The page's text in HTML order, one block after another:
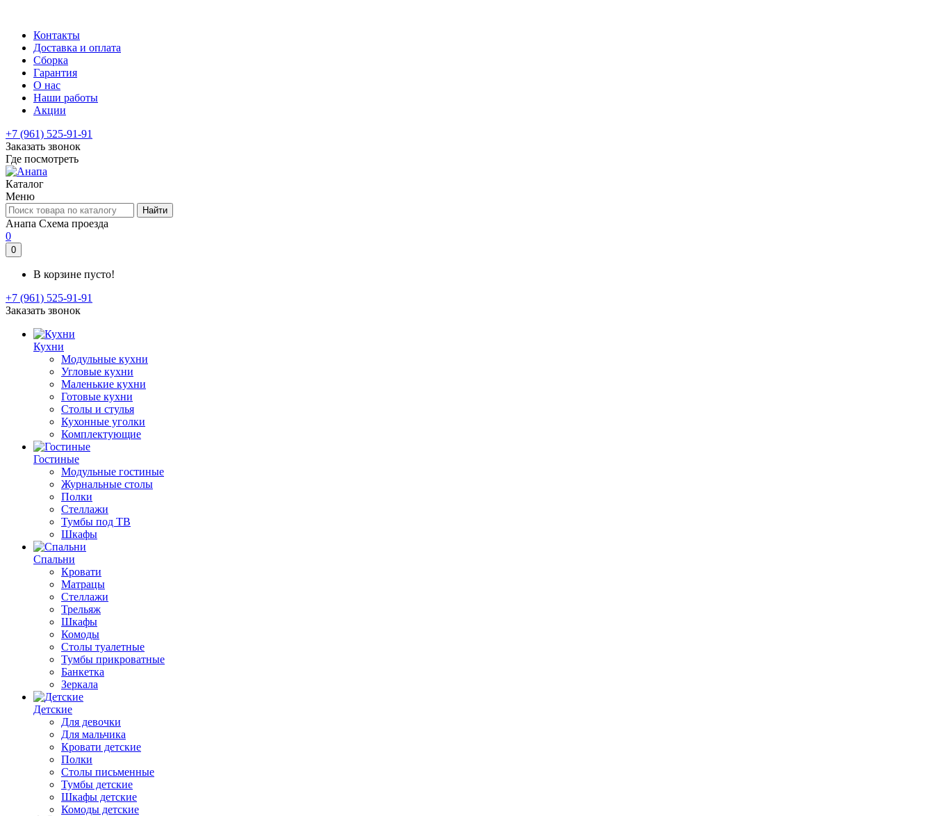
Контакты
Доставка и оплата
Сборка
Гарантия
О нас
Наши работы
Акции
+7 (961) 525-91-91
Заказать звонок
Где посмотреть
Каталог
Меню
Найти
Анапа Схема проезда
0
0
В корзине пусто!
+7 (961) 525-91-91
Заказать звонок
Кухни
Модульные кухни
Угловые кухни
Маленькие кухни
Готовые кухни
Столы и стулья
Кухонные уголки
Комплектующие
Гостиные
Модульные гостиные
Журнальные столы
Полки
Стеллажи
Тумбы под ТВ
Шкафы
Спальни
Кровати
Матрацы
Стеллажи
Трельяж
Шкафы
Комоды
Столы туалетные
Тумбы прикроватные
Банкетка
Зеркала
Детские
Для девочки
Для мальчика
Кровати детские
Полки
Столы письменные
Тумбы детские
Шкафы детские
Комоды детские